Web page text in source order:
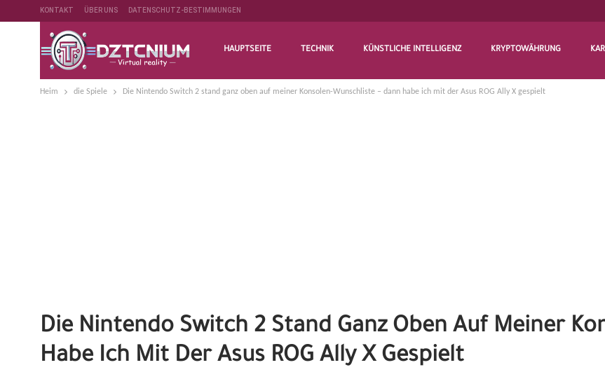
KONTAKT ÜBER UNS DATENSCHUTZ-BESTIMMUNGEN
HAUPTSEITE TECHNIK KÜNSTLICHE INTELLIGENZ KRYPTOWÄHRUNG
Heim die Spiele Die Nintendo Switch 2 stand ganz oben auf meiner Konsolen-Wunschliste – dann habe ich mit der Asus ROG Ally X gespielt
Die Nintendo Switch 2 Stand Ganz Oben Auf Meiner
Habe Ich Mit Der Asus ROG Ally X Gespielt